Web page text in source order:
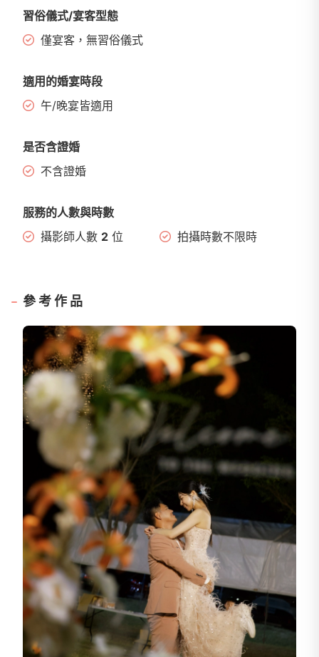
習俗儀式/宴客型態
僅宴客，無習俗儀式
適用的婚宴時段
午/晚宴皆適用
是否含證婚
不含證婚
服務的人數與時數
攝影師人數 2 位 拍攝時數不限時
參考作品